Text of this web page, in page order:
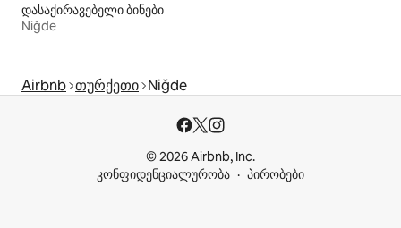
დასაქირავებელი ბინები
Niğde
Airbnb თურქეთი Niğde
© 2026 Airbnb, Inc.
კონფიდენციალურობა
პირობები